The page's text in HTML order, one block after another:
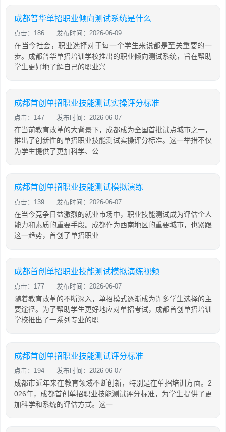
成都普华单招职业倾向测试系统是什么
点击：186 发布时间：2026-06-09
在当今社会，职业选择对于每一个学生来说都是至关重要的一
步。成都普华单招培训学校推出的职业倾向测试系统，旨在帮助
学生更好地了解自己的职业兴
成都首创单招职业技能测试实操评分标准
点击：147 发布时间：2026-06-07
在当前教育改革的大背景下，成都成为全国首批试点城市之一，
推出了创新性的单招职业技能测试实操评分标准。这一举措不仅
为学生提供了更加科学、公
成都首创单招职业技能测试模拟演练
点击：139 发布时间：2026-06-07
在当今竞争日益激烈的就业市场中，职业技能测试成为评估个人
能力和素质的重要手段。成都作为西南地区的重要城市，也紧跟
这一趋势，首创了单招职业
成都首创单招职业技能测试模拟演练视频
点击：177 发布时间：2026-06-07
随着教育改革的不断深入，单招模式逐渐成为许多学生选择的主
要途径。为了帮助学生更好地应对单招考试，成都首创单招培训
学校推出了一系列专业的职
成都首创单招职业技能测试评分标准
点击：194 发布时间：2026-06-07
成都市近年来在教育领域不断创新，特别是在单招培训方面。2
026年，成都首创单招职业技能测试评分标准，为学生提供了更
加科学和系统的评估方式。这一